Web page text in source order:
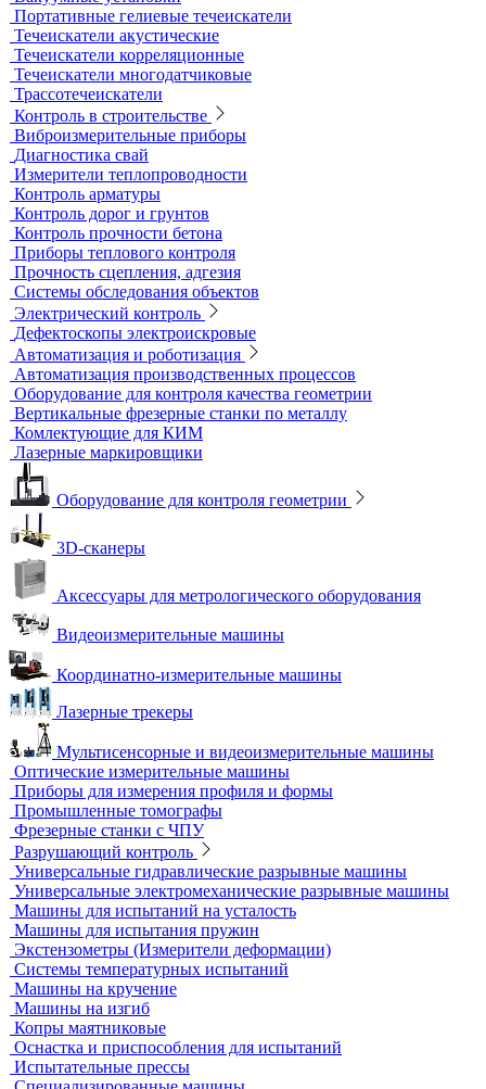
Трибометры
Контроль чистоты поверхности
Оборудование для физических испытаний покрытий
Датчики к толщиномерам покрытий
Абразиометры
Блескомеры, колориметры
Контроль герметичности
Вакуумные рамки
Вакуумные установки
Портативные гелиевые течеискатели
Течеискатели акустические
Течеискатели корреляционные
Течеискатели многодатчиковые
Трассотечеискатели
Контроль в строительстве
Виброизмерительные приборы
Диагностика свай
Измерители теплопроводности
Контроль арматуры
Контроль дорог и грунтов
Контроль прочности бетона
Приборы теплового контроля
Прочность сцепления, адгезия
Системы обследования объектов
Электрический контроль
Дефектоскопы электроискровые
Автоматизация и роботизация
Автоматизация производственных процессов
Оборудование для контроля качества геометрии
Вертикальные фрезерные станки по металлу
Комлектующие для КИМ
Лазерные маркировщики
Оборудование для контроля геометрии
3D-сканеры
Аксессуары для метрологического оборудования
Видеоизмерительные машины
Координатно-измерительные машины
Лазерные трекеры
Мультисенсорные и видеоизмерительные машины
Оптические измерительные машины
Приборы для измерения профиля и формы
Промышленные томографы
Фрезерные станки с ЧПУ